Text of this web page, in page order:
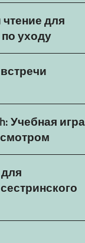
для
уходу
Учебная